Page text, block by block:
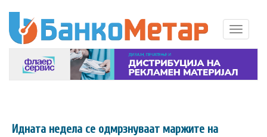
Идната недела се одмрзнуваат маржите на